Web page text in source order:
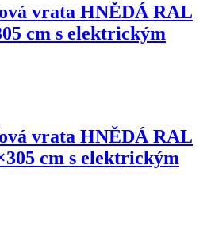
vrata HNĚDÁ RAL
cm s elektrickým
vrata HNĚDÁ RAL
cm s elektrickým